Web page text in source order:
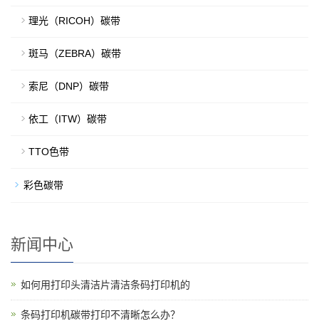
理光（RICOH）碳带
斑马（ZEBRA）碳带
索尼（DNP）碳带
依工（ITW）碳带
TTO色带
彩色碳带
新闻中心
如何用打印头清洁片清洁条码打印机的
条码打印机碳带打印不清晰怎么办？